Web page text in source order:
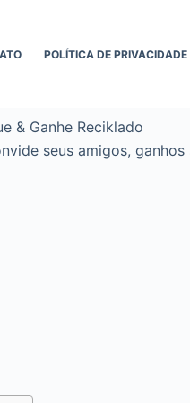
POLÍTICA DE
& Ganhe Reciklado
seus amigos, ganhos